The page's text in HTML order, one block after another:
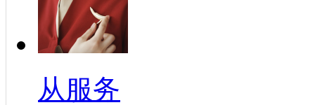
从服务